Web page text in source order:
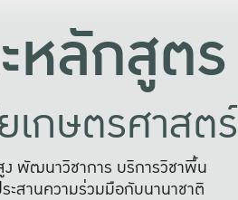
หลักสูตร
เกษตรศาสตร์
พัฒนาวิชาการ บริการวิชาพื้น
ะสานความร่วมมือกับนานาชาติ